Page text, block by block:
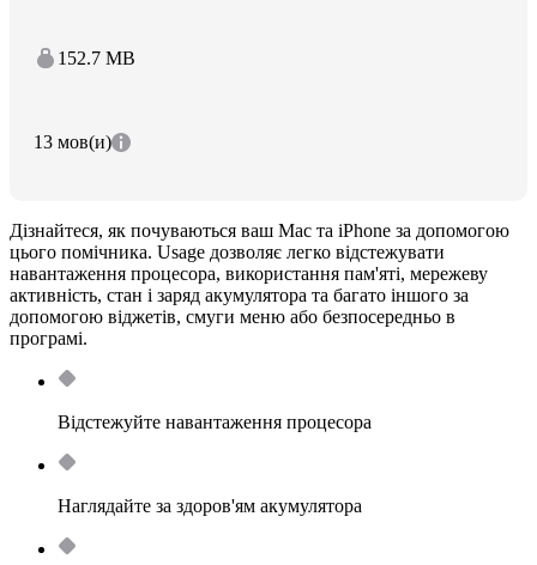
152.7 MB
13 мов(и)
Дізнайтеся, як почуваються ваш Mac та iPhone за допомогою
цього помічника. Usage дозволяє легко відстежувати
навантаження процесора, використання пам'яті, мережеву
активність, стан і заряд акумулятора та багато іншого за
допомогою віджетів, смуги меню або безпосередньо в
програмі.
Відстежуйте навантаження процесора
Наглядайте за здоров'ям акумулятора